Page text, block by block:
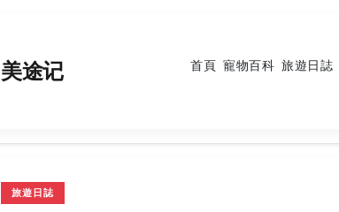
美途记 首頁 寵物百科 旅遊日誌
旅遊日誌